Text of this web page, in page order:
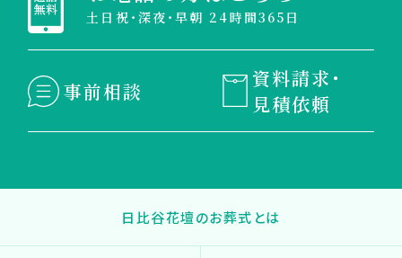
土日祝・深夜・早朝 24時間365日
事前相談
資料請求・
見積依頼
日比谷花壇のお葬式とは